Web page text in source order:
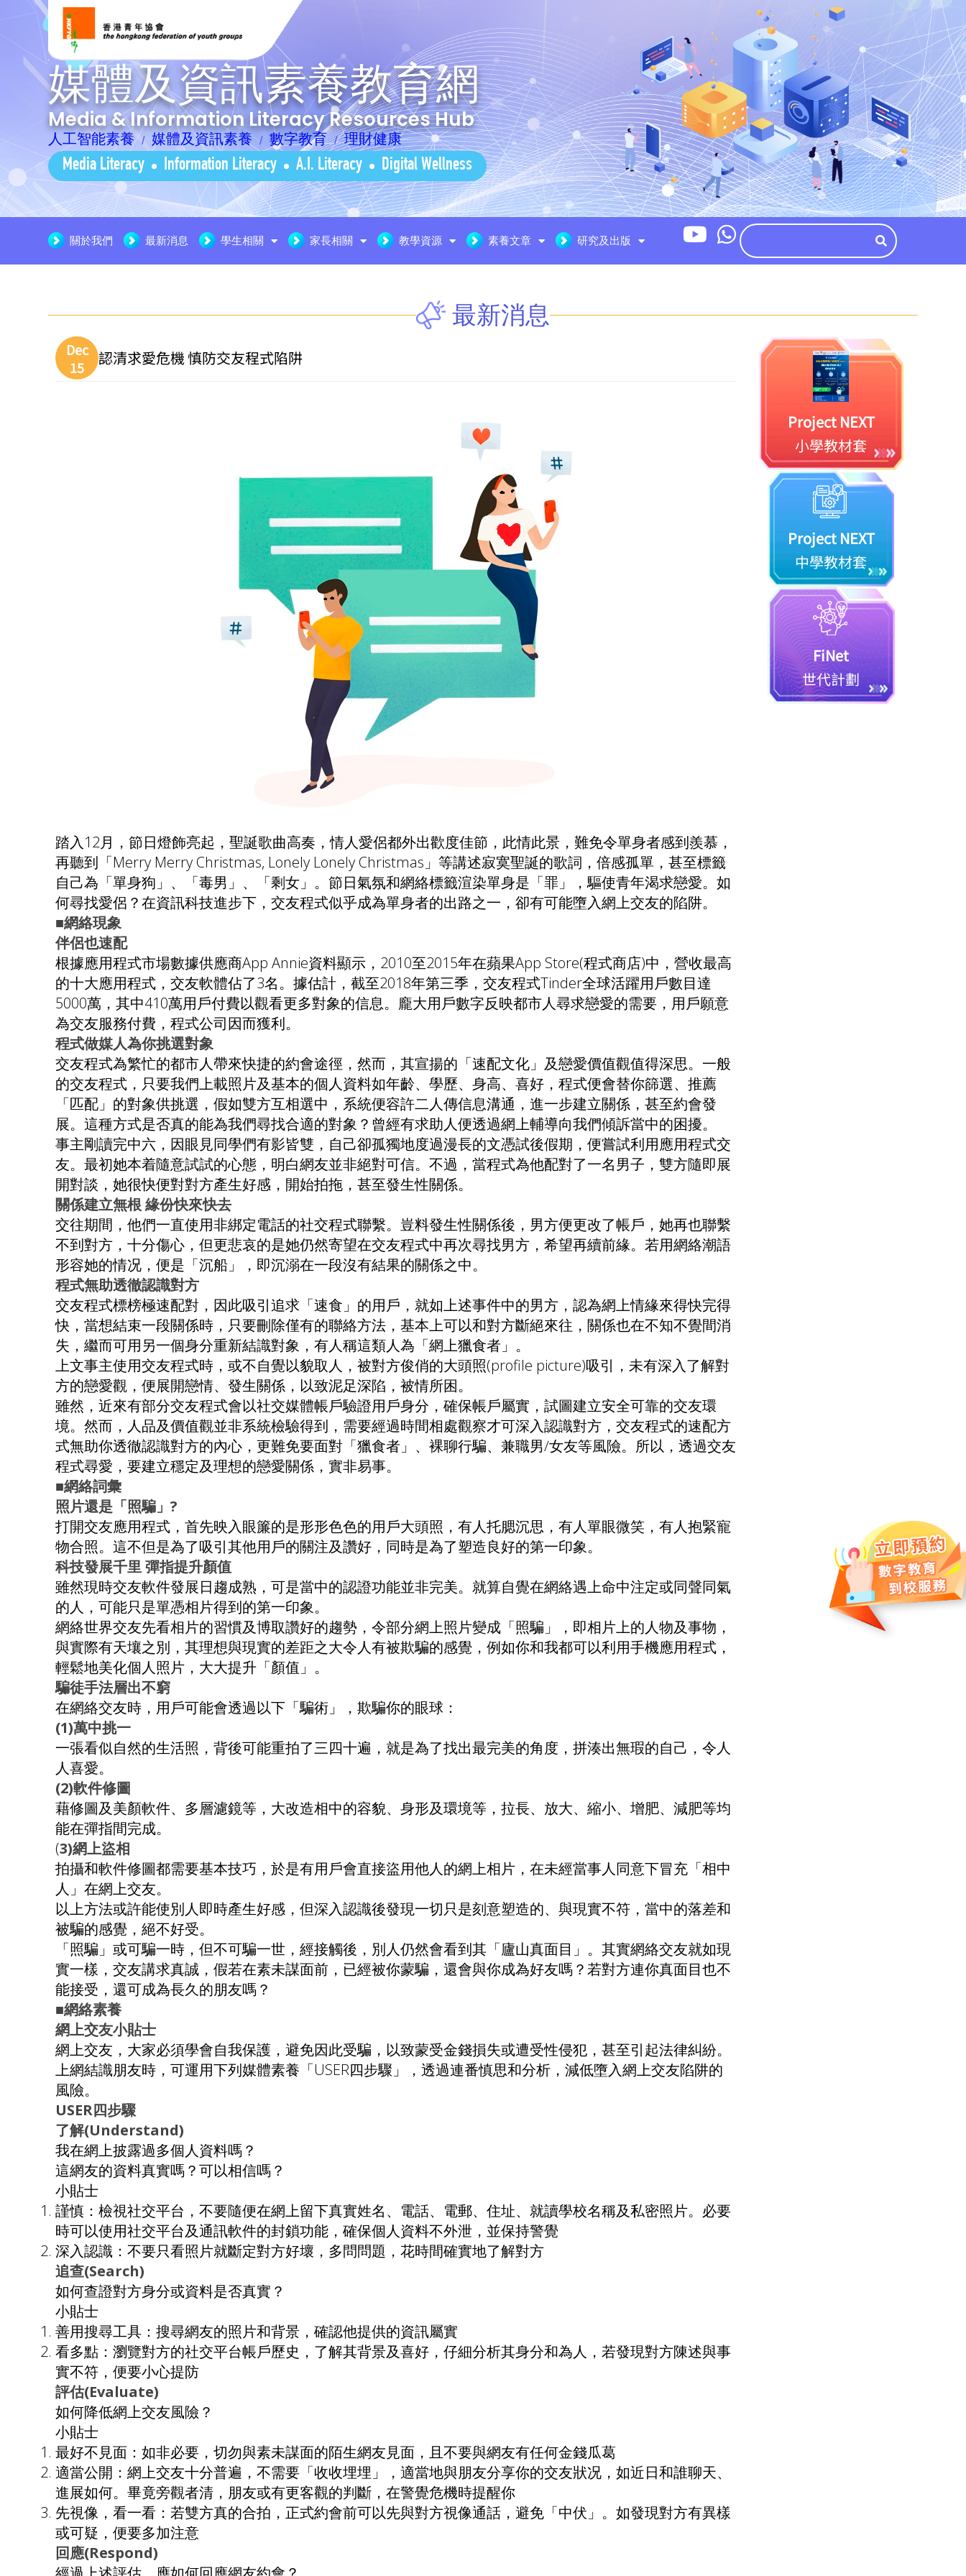
媒體及資訊素養教育網
Media & Information Literacy Resources Hub
人工智能素養 媒體及資訊素養 數字教育 理財健康
Media Literacy Information Literacy A.I. Literacy Digital Wellness
關於我們 最新消息 學生相關 家長相關 教學資源 素養文章 研究及出版
最新消息
Dec
15
認清求愛危機 慎防交友程式陷阱
踏入12月，節日燈飾亮起，聖誕歌曲高奏，情人愛侶都外出歡度佳節，此情此景，難免令單身者感到羨慕，
再聽到「Merry Merry Christmas, Lonely Lonely Christmas」等講述寂寞聖誕的歌詞，倍感孤單，甚至標籤
自己為「單身狗」、「毒男」、「剩女」。節日氣氛和網絡標籤渲染單身是「罪」，驅使青年渴求戀愛。如
何尋找愛侶？在資訊科技進步下，交友程式似乎成為單身者的出路之一，卻有可能墮入網上交友的陷阱。
■網絡現象
伴侶也速配
根據應用程式市場數據供應商App Annie資料顯示，2010至2015年在蘋果App Store(程式商店)中，營收最高
的十大應用程式，交友軟體佔了3名。據估計，截至2018年第三季，交友程式Tinder全球活躍用戶數目達
5000萬，其中410萬用戶付費以觀看更多對象的信息。龐大用戶數字反映都市人尋求戀愛的需要，用戶願意
為交友服務付費，程式公司因而獲利。
程式做媒人為你挑選對象
交友程式為繁忙的都市人帶來快捷的約會途徑，然而，其宣揚的「速配文化」及戀愛價值觀值得深思。一般
的交友程式，只要我們上載照片及基本的個人資料如年齡、學歷、身高、喜好，程式便會替你篩選、推薦
「匹配」的對象供挑選，假如雙方互相選中，系統便容許二人傳信息溝通，進一步建立關係，甚至約會發
展。這種方式是否真的能為我們尋找合適的對象？曾經有求助人便透過網上輔導向我們傾訴當中的困擾。
事主剛讀完中六，因眼見同學們有影皆雙，自己卻孤獨地度過漫長的文憑試後假期，便嘗試利用應用程式交
友。最初她本着隨意試試的心態，明白網友並非絕對可信。不過，當程式為他配對了一名男子，雙方隨即展
開對談，她很快便對對方產生好感，開始拍拖，甚至發生性關係。
關係建立無根 緣份快來快去
交往期間，他們一直使用非綁定電話的社交程式聯繫。豈料發生性關係後，男方便更改了帳戶，她再也聯繫
不到對方，十分傷心，但更悲哀的是她仍然寄望在交友程式中再次尋找男方，希望再續前緣。若用網絡潮語
形容她的情况，便是「沉船」，即沉溺在一段沒有結果的關係之中。
程式無助透徹認識對方
交友程式標榜極速配對，因此吸引追求「速食」的用戶，就如上述事件中的男方，認為網上情緣來得快完得
快，當想結束一段關係時，只要刪除僅有的聯絡方法，基本上可以和對方斷絕來往，關係也在不知不覺間消
失，繼而可用另一個身分重新結識對象，有人稱這類人為「網上獵食者」。
上文事主使用交友程式時，或不自覺以貌取人，被對方俊俏的大頭照(profile picture)吸引，未有深入了解對
方的戀愛觀，便展開戀情、發生關係，以致泥足深陷，被情所困。
雖然，近來有部分交友程式會以社交媒體帳戶驗證用戶身分，確保帳戶屬實，試圖建立安全可靠的交友環
境。然而，人品及價值觀並非系統檢驗得到，需要經過時間相處觀察才可深入認識對方，交友程式的速配方
式無助你透徹認識對方的內心，更難免要面對「獵食者」、裸聊行騙、兼職男∕女友等風險。所以，透過交友
程式尋愛，要建立穩定及理想的戀愛關係，實非易事。
■網絡詞彙
照片還是「照騙」?
打開交友應用程式，首先映入眼簾的是形形色色的用戶大頭照，有人托腮沉思，有人單眼微笑，有人抱緊寵
物合照。這不但是為了吸引其他用戶的關注及讚好，同時是為了塑造良好的第一印象。
科技發展千里 彈指提升顏值
雖然現時交友軟件發展日趨成熟，可是當中的認證功能並非完美。就算自覺在網絡遇上命中注定或同聲同氣
的人，可能只是單憑相片得到的第一印象。
網絡世界交友先看相片的習慣及博取讚好的趨勢，令部分網上照片變成「照騙」，即相片上的人物及事物，
與實際有天壤之別，其理想與現實的差距之大令人有被欺騙的感覺，例如你和我都可以利用手機應用程式，
輕鬆地美化個人照片，大大提升「顏值」。
騙徒手法層出不窮
在網絡交友時，用戶可能會透過以下「騙術」，欺騙你的眼球：
(1)萬中挑一
一張看似自然的生活照，背後可能重拍了三四十遍，就是為了找出最完美的角度，拼湊出無瑕的自己，令人
人喜愛。
(2)軟件修圖
藉修圖及美顏軟件、多層濾鏡等，大改造相中的容貌、身形及環境等，拉長、放大、縮小、增肥、減肥等均
能在彈指間完成。
(3)網上盜相
拍攝和軟件修圖都需要基本技巧，於是有用戶會直接盜用他人的網上相片，在未經當事人同意下冒充「相中
人」在網上交友。
以上方法或許能使別人即時產生好感，但深入認識後發現一切只是刻意塑造的、與現實不符，當中的落差和
被騙的感覺，絕不好受。
「照騙」或可騙一時，但不可騙一世，經接觸後，別人仍然會看到其「廬山真面目」。其實網絡交友就如現
實一樣，交友講求真誠，假若在素未謀面前，已經被你蒙騙，還會與你成為好友嗎？若對方連你真面目也不
能接受，還可成為長久的朋友嗎？
■網絡素養
網上交友小貼士
網上交友，大家必須學會自我保護，避免因此受騙，以致蒙受金錢損失或遭受性侵犯，甚至引起法律糾紛。
上網結識朋友時，可運用下列媒體素養「USER四步驟」，透過連番慎思和分析，減低墮入網上交友陷阱的
風險。
USER四步驟
了解(Understand)
我在網上披露過多個人資料嗎？
這網友的資料真實嗎？可以相信嗎？
小貼士
謹慎：檢視社交平台，不要隨便在網上留下真實姓名、電話、電郵、住址、就讀學校名稱及私密照片。必要
時可以使用社交平台及通訊軟件的封鎖功能，確保個人資料不外泄，並保持警覺
深入認識：不要只看照片就斷定對方好壞，多問問題，花時間確實地了解對方
追查(Search)
如何查證對方身分或資料是否真實？
小貼士
善用搜尋工具：搜尋網友的照片和背景，確認他提供的資訊屬實
看多點：瀏覽對方的社交平台帳戶歷史，了解其背景及喜好，仔細分析其身分和為人，若發現對方陳述與事
實不符，便要小心提防
評估(Evaluate)
如何降低網上交友風險？
小貼士
最好不見面：如非必要，切勿與素未謀面的陌生網友見面，且不要與網友有任何金錢瓜葛
適當公開：網上交友十分普遍，不需要「收收埋埋」，適當地與朋友分享你的交友狀况，如近日和誰聊天、
進展如何。畢竟旁觀者清，朋友或有更客觀的判斷，在警覺危機時提醒你
先視像，看一看：若雙方真的合拍，正式約會前可以先與對方視像通話，避免「中伏」。如發現對方有異樣
或可疑，便要多加注意
回應(Respond)
Project NEXT
小學教材套
Project NEXT
中學教材套
FiNet
世代計劃